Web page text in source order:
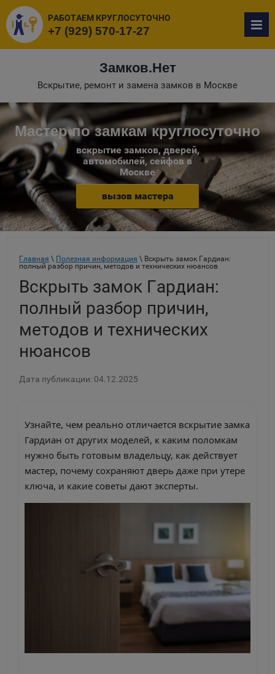
РАБОТАЕМ КРУГЛОСУТОЧНО
+7 (929) 570-17-27
Замков.Нет
Вскрытие, ремонт и замена замков в Москве
Мастер по замкам круглосуточно
вскрытие замков, дверей,
автомобилей, сейфов в
Москве
вызов мастера
Главная \ Полезная информация \ Вскрыть замок Гардиан:
полный разбор причин, методов и технических нюансов
Вскрыть замок Гардиан:
полный разбор причин,
методов и технических
нюансов
Дата публикации: 04.12.2025
Узнайте, чем реально отличается вскрытие замка
Гардиан от других моделей, к каким поломкам
нужно быть готовым владельцу, как действует
мастер, почему сохраняют дверь даже при утере
ключа, и какие советы дают эксперты.